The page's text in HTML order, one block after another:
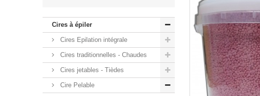
Cires à épiler
Cires Epilation intégrale
Cires traditionnelles - Chaudes
Cires jetables - Tièdes
Cire Pelable